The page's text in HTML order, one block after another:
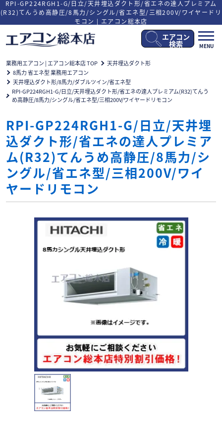
RPI-GP224RGH1-G/日立/天井埋込ダクト形/省エネの達人プレミアム
(R32)てんうめ高静圧/8馬力/シングル/省エネ型/三相200V/ワイヤードリ
モコン | エアコン総本店
メ
ニ
MENU
エアコン
検索
業務用エアコン | エアコン総本店 TOP
天井埋込ダクト形
8馬力 省エネ型 業務用エアコン
天井埋込ダクト形/8馬力/ダブルツイン/省エネ型
RPI-GP224RGH1-G/日立/天井埋込ダクト形/省エネの達人プレミアム(R32)てんう
め高静圧/8馬力/シングル/省エネ型/三相200V/ワイヤードリモコン
RPI-GP224RGH1-G/日立/天井埋
込ダクト形/省エネの達人プレミア
ム(R32)てんうめ高静圧/8馬力/シ
ングル/省エネ型/三相200V/ワイ
ヤードリモコン